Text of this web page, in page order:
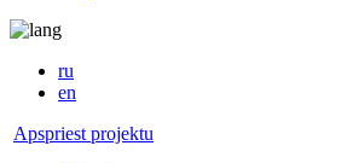
ru
en
Apspriest projektu